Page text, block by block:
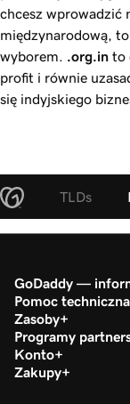
chcesz wprowadzić
międzynarodową,
wyborem.
.org.in to
profit i równie
się indyjskiego
TLDs
GoDaddy —
Pomoc techniczna
Zasoby
Programy
Konto
Zakupy